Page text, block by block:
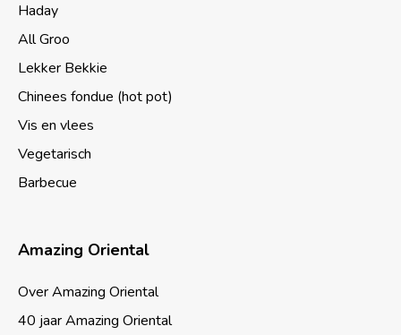
Haday
All Groo
Lekker Bekkie
Chinees fondue (hot pot)
Vis en vlees
Vegetarisch
Barbecue
Amazing Oriental
Over Amazing Oriental
40 jaar Amazing Oriental